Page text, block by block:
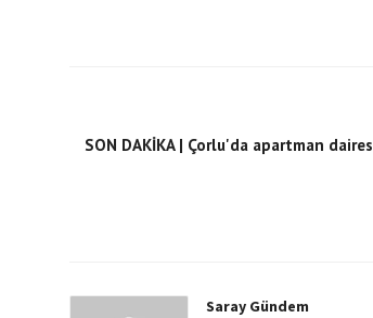
SON DAKİKA | Çorlu'da apartman
Saray Gündem